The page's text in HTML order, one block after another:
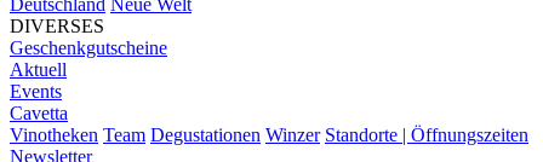
Deutschland Neue Welt
DIVERSES
Geschenkgutscheine
Aktuell
Events
Cavetta
Vinotheken Team Degustationen Winzer Standorte | Öffnungszeiten
Newsletter